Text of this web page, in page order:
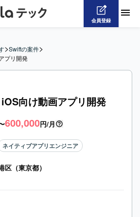
会員登録
>Swiftの案件>
プリ開発
向け動画アプリ開発
600,000円/月
ネイティブアプリエンジニア
区（東京都）